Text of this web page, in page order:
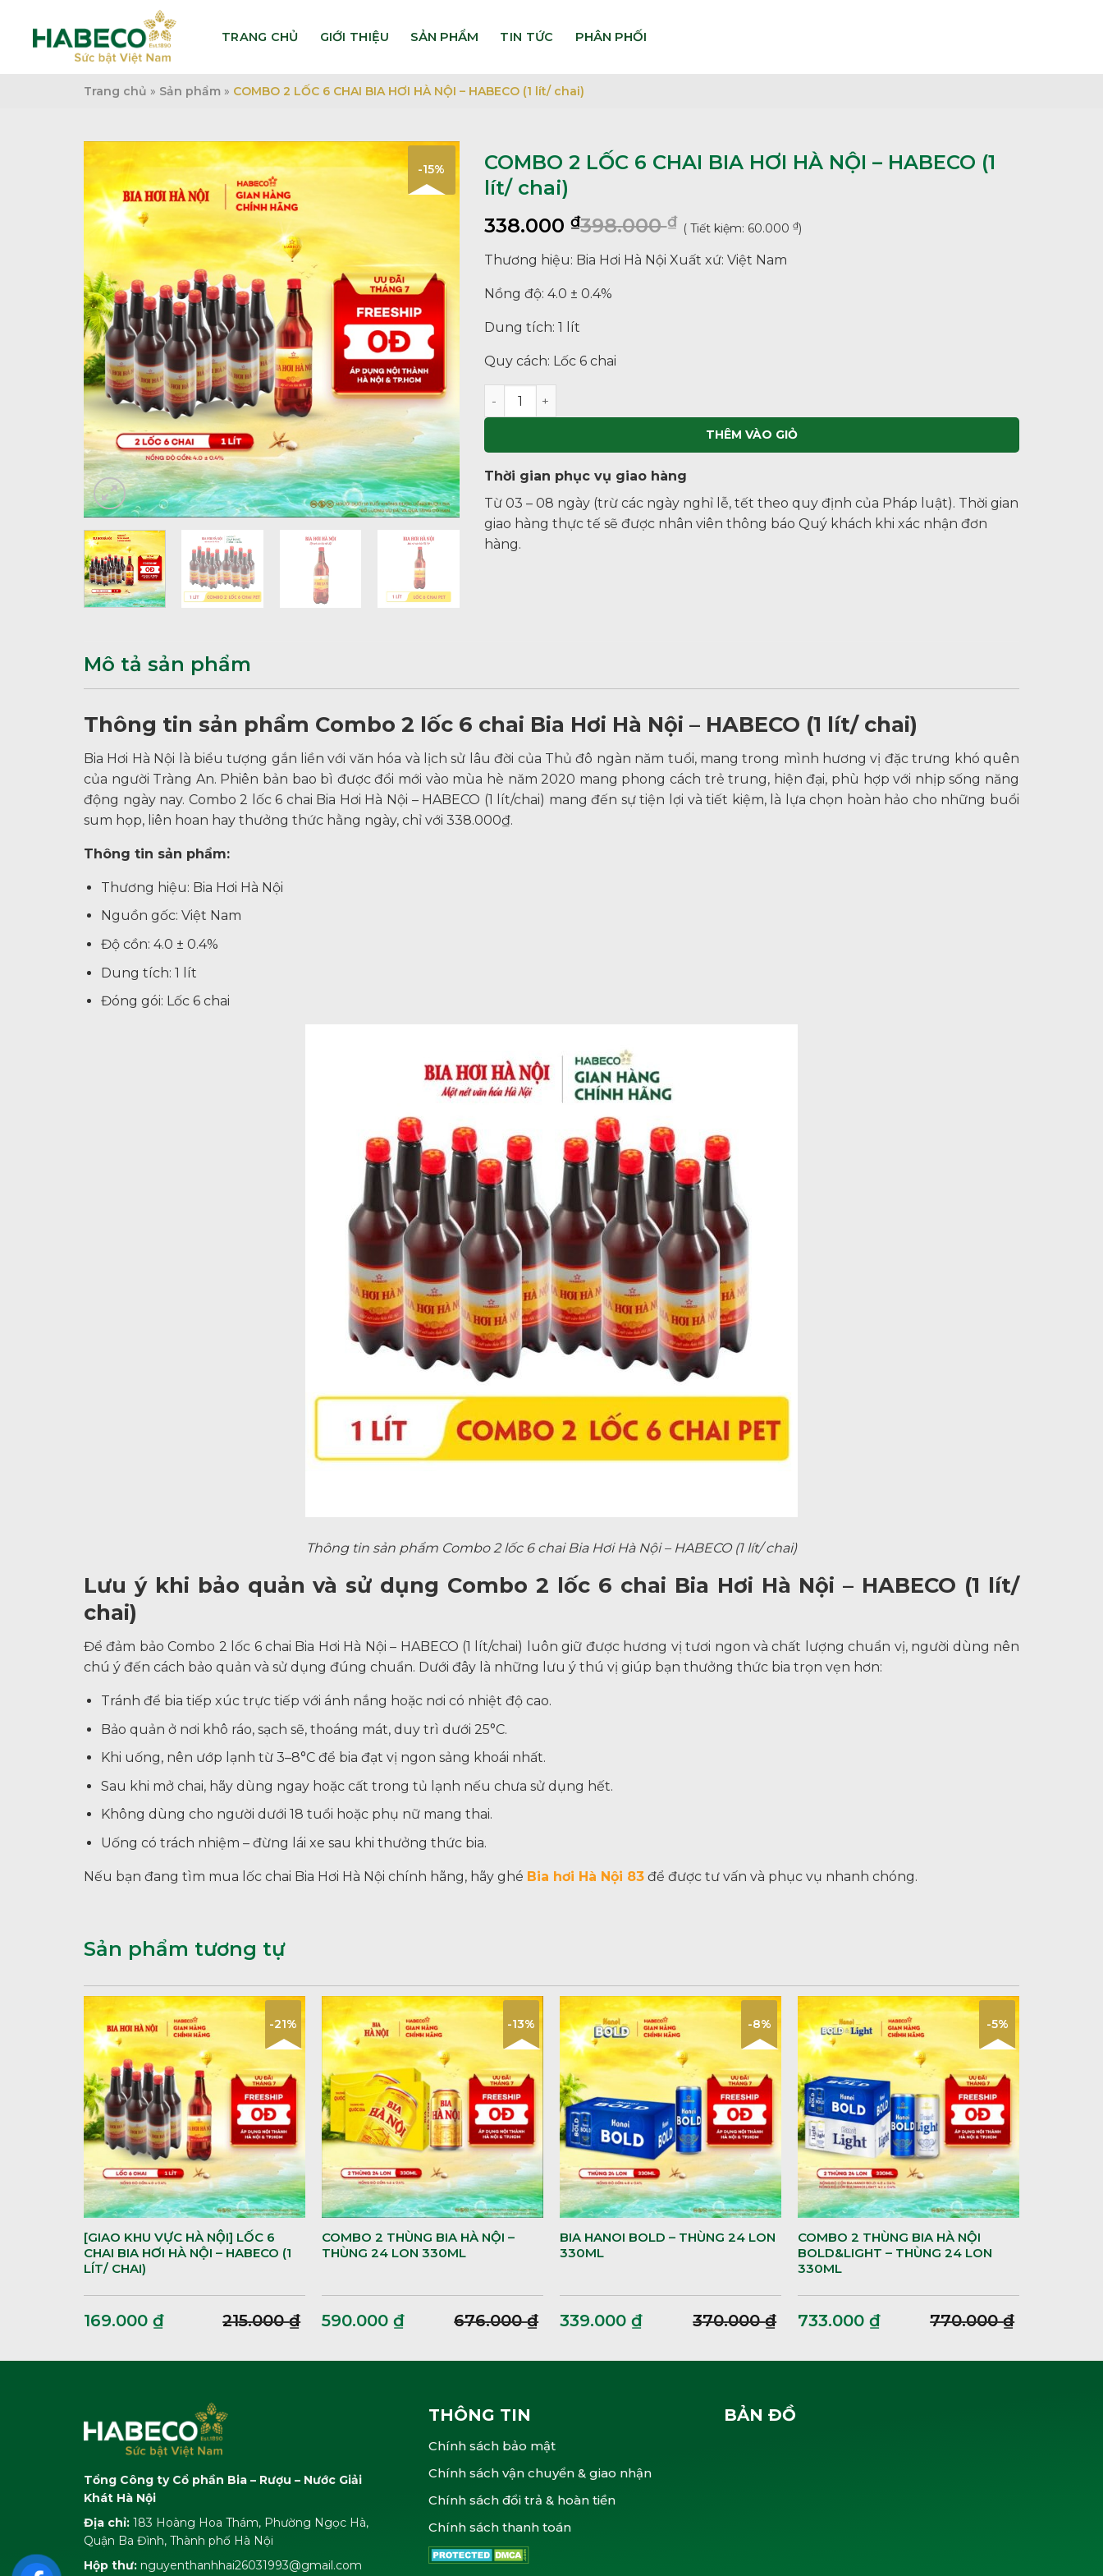
TRANG CHỦ GIỚI THIỆU TIN TỨC
Trang chủ » Sản phẩm » COMBO 2 LỐC 6 CHAI BIA HƠI HÀ NỘI – HABECO (1 lít/ chai)
-15%
COMBO 2 LỐC 6 CHAI BIA HƠI HÀ NỘI – HABECO (1
lít/ chai)
338.000 ₫398.000₫ ( Tiết kiệm: 60.000 ₫)
Thương hiệu: Bia Hơi Hà Nội Xuất xứ: Việt Nam
Nồng độ: 4.0 ± 0.4%
Dung tích: 1 lít
Quy cách: Lốc 6 chai
COMBO 2 LỐC 6 CHAI BIA HƠI HÀ NỘI – HABECO (1 lít/ chai) số lượng
THÊM VÀO GIỎ
Thời gian phục vụ giao hàng
Từ 03 – 08 ngày (trừ các ngày nghỉ lễ, tết theo quy định của Pháp luật). Thời gian
giao hàng thực tế sẽ được nhân viên thông báo Quý khách khi xác nhận đơn
hàng.
Mô tả sản phẩm
Thông tin sản phẩm Combo 2 lốc 6 chai Bia Hơi Hà Nội – HABECO (1 lít/ chai)
Bia Hơi Hà Nội là biểu tượng gắn liền với văn hóa và lịch sử lâu đời của Thủ đô ngàn năm tuổi, mang trong mình hương vị đặc trưng khó quên
của người Tràng An. Phiên bản bao bì được đổi mới vào mùa hè năm 2020 mang phong cách trẻ trung, hiện đại, phù hợp với nhịp sống năng
động ngày nay. Combo 2 lốc 6 chai Bia Hơi Hà Nội – HABECO (1 lít/chai) mang đến sự tiện lợi và tiết kiệm, là lựa chọn hoàn hảo cho những buổi
sum họp, liên hoan hay thưởng thức hằng ngày, chỉ với 338.000₫.
Thông tin sản phẩm:
Thương hiệu: Bia Hơi Hà Nội
Nguồn gốc: Việt Nam
Độ cồn: 4.0 ± 0.4%
Dung tích: 1 lít
Đóng gói: Lốc 6 chai
Thông tin sản phẩm Combo 2 lốc 6 chai Bia Hơi Hà Nội – HABECO (1 lít/ chai)
Lưu ý khi bảo quản và sử dụng Combo 2 lốc 6 chai Bia Hơi Hà Nội – HABECO (1 lít/
chai)
Để đảm bảo Combo 2 lốc 6 chai Bia Hơi Hà Nội – HABECO (1 lít/chai) luôn giữ được hương vị tươi ngon và chất lượng chuẩn vị, người dùng nên
chú ý đến cách bảo quản và sử dụng đúng chuẩn. Dưới đây là những lưu ý thú vị giúp bạn thưởng thức bia trọn vẹn hơn:
Tránh để bia tiếp xúc trực tiếp với ánh nắng hoặc nơi có nhiệt độ cao.
Bảo quản ở nơi khô ráo, sạch sẽ, thoáng mát, duy trì dưới 25°C.
Khi uống, nên ướp lạnh từ 3–8°C để bia đạt vị ngon sảng khoái nhất.
Sau khi mở chai, hãy dùng ngay hoặc cất trong tủ lạnh nếu chưa sử dụng hết.
Không dùng cho người dưới 18 tuổi hoặc phụ nữ mang thai.
Uống có trách nhiệm – đừng lái xe sau khi thưởng thức bia.
Nếu bạn đang tìm mua lốc chai Bia Hơi Hà Nội chính hãng, hãy ghé Bia hơi Hà Nội 83 để được tư vấn và phục vụ nhanh chóng.
Sản phẩm tương tự
-21%
[GIAO KHU VỰC HÀ NỘI] LỐC 6
CHAI BIA HƠI HÀ NỘI – HABECO (1
LÍT/ CHAI)
169.000 ₫ 215.000₫
-13%
COMBO 2 THÙNG BIA HÀ NỘI –
THÙNG 24 LON 330ML
590.000 ₫ 676.000₫
-8%
BIA HANOI BOLD – THÙNG 24 LON
330ML
339.000 ₫ 370.000₫
-5%
COMBO 2 THÙNG BIA HÀ NỘI
BOLD&LIGHT – THÙNG 24 LON
330ML
733.000 ₫ 770.000₫
Tổng Công ty Cổ phần Bia – Rượu – Nước Giải
Khát Hà Nội
Địa chỉ: 183 Hoàng Hoa Thám, Phường Ngọc Hà,
Quận Ba Đình, Thành phố Hà Nội
Hộp thư: nguyenthanhhai26031993@gmail.com
THÔNG TIN
Chính sách bảo mật
Chính sách vận chuyển & giao nhận
Chính sách đổi trả & hoàn tiền
Chính sách thanh toán
BẢN ĐỒ